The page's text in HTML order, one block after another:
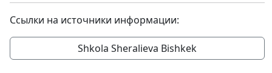
Ссылки на источники информации:
Shkola Sheralieva Bishkek